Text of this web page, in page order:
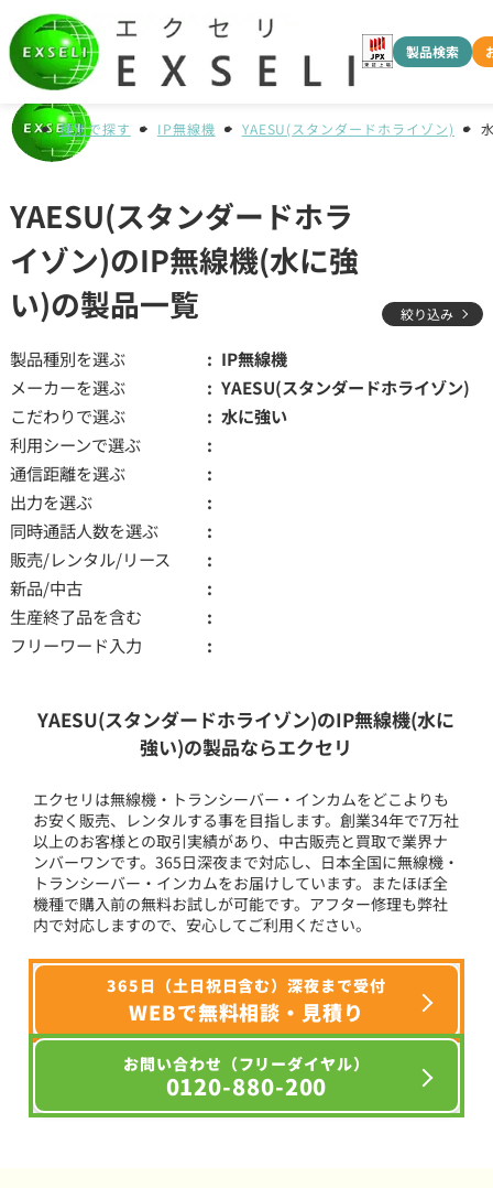
製品検索
種別で探す IP無線機 YAESU(スタンダードホライゾン)
YAESU(スタンダードホラ
イゾン)のIP無線機(水に強
い)の製品一覧
絞り込み
製品種別を選ぶ
IP無線機
メーカーを選ぶ
YAESU(スタンダードホライゾン)
こだわりで選ぶ
水に強い
利用シーンで選ぶ
通信距離を選ぶ
出力を選ぶ
同時通話人数を選ぶ
販売/レンタル/リース
新品/中古
生産終了品を含む
フリーワード入力
YAESU(スタンダードホライゾン)のIP無線機(水に
強い)の製品ならエクセリ
エクセリは無線機・トランシーバー・インカムをどこよりも
お安く販売、レンタルする事を目指します。創業34年で7万社
以上のお客様との取引実績があり、中古販売と買取で業界ナ
ンバーワンです。365日深夜まで対応し、日本全国に無線機・
トランシーバー・インカムをお届けしています。またほぼ全
機種で購入前の無料お試しが可能です。アフター修理も弊社
内で対応しますので、安心してご利用ください。
365日（土日祝日含む）深夜まで受付
WEBで無料相談・見積り
お問い合わせ（フリーダイヤル）
0120-880-200